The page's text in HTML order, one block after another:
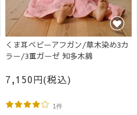
くま耳ベビーアフガン/草木染め3カ
ラー/3重ガーゼ 知多木綿
7,150円(税込)
1件